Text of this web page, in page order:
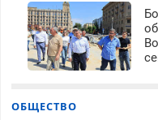
Набережная День
80-летие Победы
ОБЩЕСТВО